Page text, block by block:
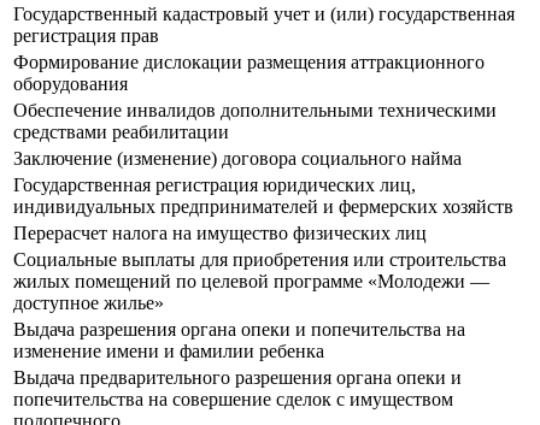
Государственный кадастровый учет и (или) государственная
регистрация прав
Формирование дислокации размещения аттракционного
оборудования
Обеспечение инвалидов дополнительными техническими
средствами реабилитации
Заключение (изменение) договора социального найма
Государственная регистрация юридических лиц,
индивидуальных предпринимателей и фермерских хозяйств
Перерасчет налога на имущество физических лиц
Социальные выплаты для приобретения или строительства
жилых помещений по целевой программе «Молодежи —
доступное жилье»
Выдача разрешения органа опеки и попечительства на
изменение имени и фамилии ребенка
Выдача предварительного разрешения органа опеки и
попечительства на совершение сделок с имуществом
подопечного